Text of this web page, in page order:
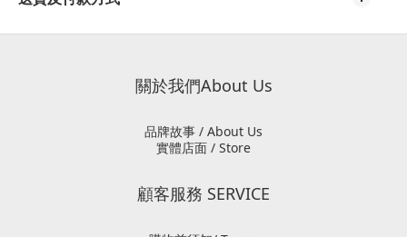
關於我們About Us
品牌故事 / About Us
實體店面 / Store
顧客服務 SERVICE